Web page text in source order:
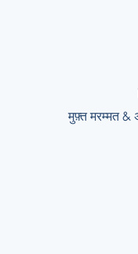
मुफ़्त मरम्मत &
मुफ़्त मरम्मत &